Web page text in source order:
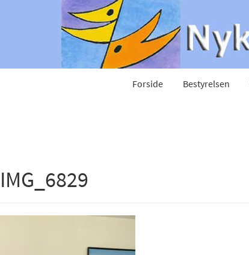
Forside Bestyrelsen
IMG_6829